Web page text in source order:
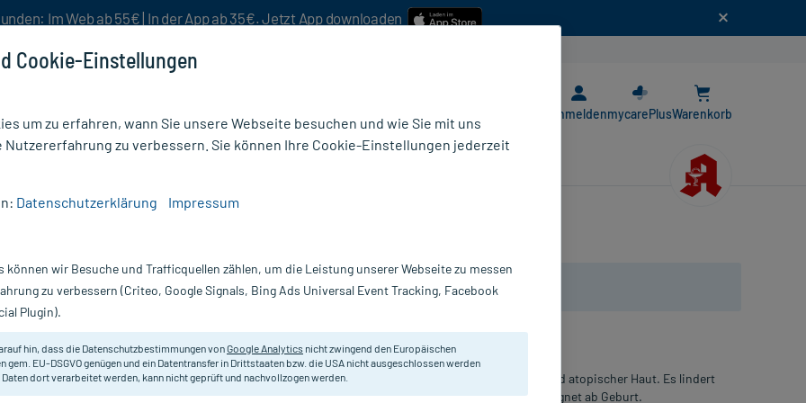
Im Web ab 55€ | In der App ab 35€. Jetzt App downloaden
AnmeldenmycarePlusWarenkorb
Nur für kurze Zeit:Gratis-Versand* ab 19€ Mindestbestellwert!
200 ml A-DERMA
Seifenfreies Duschöl zur Reinigung empfindlicher, trockener und atopischer Haut. Es lindert
Juckreiz, stärkt die Hautbarriere und beruhigt Irritationen. Geeignet ab Geburt.
Cookie-Einstellungen
um zu erfahren, wann Sie unsere Webseite besuchen und wie Sie mit uns
Nutzererfahrung zu verbessern. Sie können Ihre Cookie-Einstellungen jederzeit
Datenschutzerklärung Impressum
können wir Besuche und Trafficquellen zählen, um die Leistung unserer Webseite zu messen
zu verbessern (Criteo, Google Signals, Bing Ads Universal Event Tracking, Facebook
Plugin).
hin, dass die Datenschutzbestimmungen vonGoogle Analytics nicht zwingend den Europäischen
gem. EU-DSGVO genügen und ein Datentransfer in Drittstaaten bzw. die USA nicht ausgeschlossen werden
Daten dort verarbeitet werden, kann nicht geprüft und nachvollzogen werden.